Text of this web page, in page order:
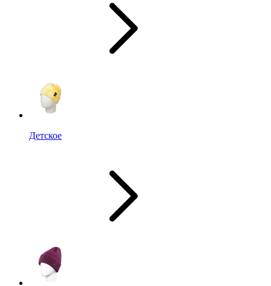
Детское